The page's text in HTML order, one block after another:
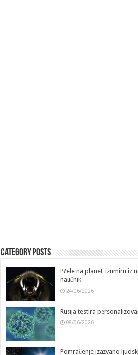
Category Posts
Pčele na planeti izumiru iz
naučnik
24/06/2026
Rusija testira
08/06/2026
Pomračenje izazvano